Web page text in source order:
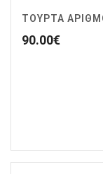
ΤΟΥΡΤΑ
90.00€